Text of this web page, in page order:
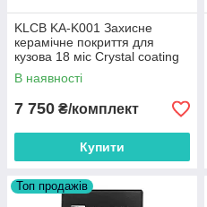
KLCB KA-K001 Захисне
керамічне покриття для
кузова 18 міс Crystal coating
В наявності
7 750 ₴/комплект
Купити
Топ продажів